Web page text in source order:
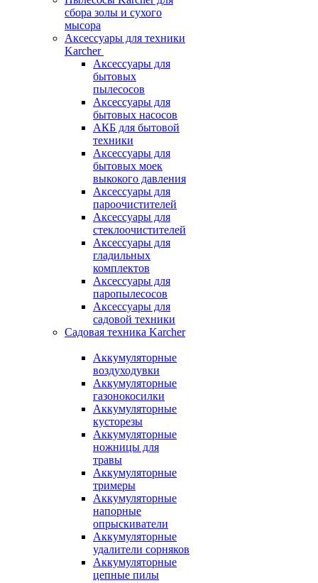
сбора золы и сухого
мысора
Аксессуары для техники
Karcher
Аксессуары для
бытовых
пылесосов
Аксессуары для
бытовых насосов
АКБ для бытовой
техники
Аксессуары для
бытовых моек
выкокого давления
Аксессуары для
пароочистителей
Аксессуары для
стеклоочистителей
Аксессуары для
гладильных
комплектов
Аксессуары для
паропылесосов
Аксессуары для
садовой техники
Садовая техника Karcher
Аккумуляторные
воздуходувки
Аккумуляторные
газонокосилки
Аккумуляторные
кусторезы
Аккумуляторные
ножницы для
травы
Аккумуляторные
тримеры
Аккумуляторные
напорные
опрыскиватели
Аккумуляторные
удалители сорняков
Аккумуляторные
цепные пилы